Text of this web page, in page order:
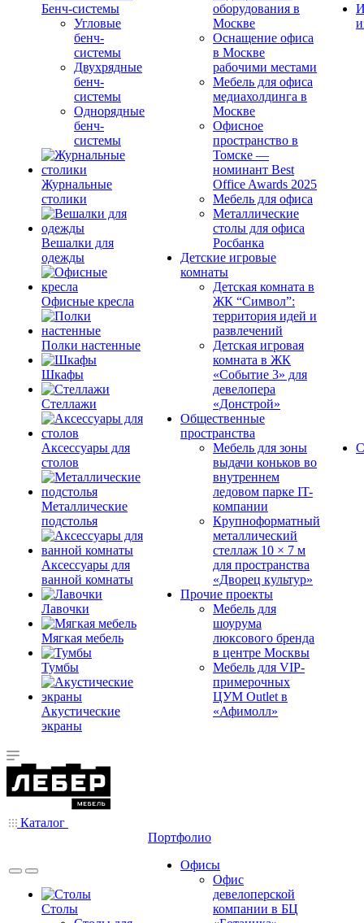
Бенч-системы
Угловые
бенч-
системы
Двухрядные
бенч-
системы
Однорядные
бенч-
системы
Журнальные
столики
Вешалки для
одежды
Офисные кресла
Полки настенные
Шкафы
Стеллажи
Аксессуары для
столов
Металлические
подстолья
Аксессуары для
ванной комнаты
Лавочки
Мягкая мебель
Тумбы
Акустические
экраны
оборудования в
Москве
Оснащение офиса
в Москве
рабочими местами
Мебель для офиса
медиахолдинга в
Москве
Офисное
пространство в
Томске —
номинант Best
Office Awards 2025
Мебель для офиса
Металлические
столы для офиса
Росбанка
Детские игровые
комнаты
Детская комната в
ЖК “Символ”:
территория идей и
развлечений
Детская игровая
комната в ЖК
«Событие 3» для
девелопера
«Донстрой»
Общественные
пространства
Мебель для зоны
выдачи коньков во
внутреннем
ледовом парке IT-
компании
Крупноформатный
металлический
стеллаж 10 × 7 м
для пространства
«Дворец культур»
Прочие проекты
Мебель для
шоурума
люксового бренда
в центре Москвы
Мебель для VIP-
примерочных
ЦУМ Outlet в
«Афимолл»
Каталог
Столы
Портфолио
Офисы
Офис
девелоперской
компании в БЦ